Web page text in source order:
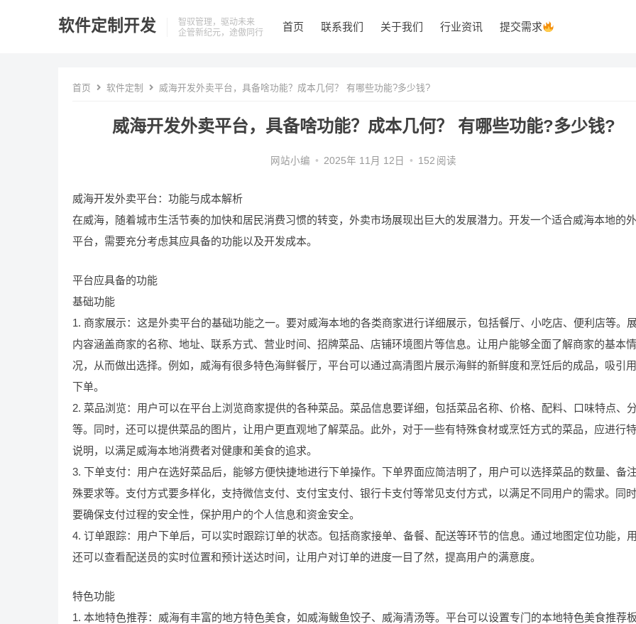
软件定制开发
智驭管理，驱动未来
企管新纪元，途傲同行
首页 联系我们 关于我们 行业资讯 提交需求
首页 软件定制 威海开发外卖平台，具备啥功能？成本几何？ 有哪些功能?多少钱?
威海开发外卖平台，具备啥功能？成本几何？ 有哪些功能?多少钱?
网站小编 • 2025年 11月 12日 • 152 阅读
威海开发外卖平台：功能与成本解析
在威海，随着城市生活节奏的加快和居民消费习惯的转变，外卖市场展现出巨大的发展潜力。开发一个适合威海本地的
平台，需要充分考虑其应具备的功能以及开发成本。
平台应具备的功能
基础功能
1. 商家展示：这是外卖平台的基础功能之一。要对威海本地的各类商家进行详细展示，包括餐厅、小吃店、便利店等。
内容涵盖商家的名称、地址、联系方式、营业时间、招牌菜品、店铺环境图片等信息。让用户能够全面了解商家的基本情
况，从而做出选择。例如，威海有很多特色海鲜餐厅，平台可以通过高清图片展示海鲜的新鲜度和烹饪后的成品，吸引
下单。
2. 菜品浏览：用户可以在平台上浏览商家提供的各种菜品。菜品信息要详细，包括菜品名称、价格、配料、口味特点、
等。同时，还可以提供菜品的图片，让用户更直观地了解菜品。此外，对于一些有特殊食材或烹饪方式的菜品，应进行特
说明，以满足威海本地消费者对健康和美食的追求。
3. 下单支付：用户在选好菜品后，能够方便快捷地进行下单操作。下单界面应简洁明了，用户可以选择菜品的数量、备
殊要求等。支付方式要多样化，支持微信支付、支付宝支付、银行卡支付等常见支付方式，以满足不同用户的需求。同时
要确保支付过程的安全性，保护用户的个人信息和资金安全。
4. 订单跟踪：用户下单后，可以实时跟踪订单的状态。包括商家接单、备餐、配送等环节的信息。通过地图定位功能，
还可以查看配送员的实时位置和预计送达时间，让用户对订单的进度一目了然，提高用户的满意度。
特色功能
1. 本地特色推荐：威海有丰富的地方特色美食，如威海鲅鱼饺子、威海清汤等。平台可以设置专门的本地特色美食推荐板